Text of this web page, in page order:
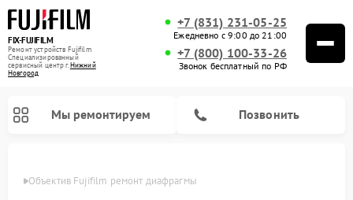
FIX-FUJIFILM
Ремонт устройств Fujifilm
Специализированный
cервисный центр г.Нижний
Новгород
+7 (831) 231-05-25
Ежедневно с 9:00 до 21:00
+7 (800) 100-33-26
Звонок бесплатный по РФ
Мы ремонтируем Позвонить
Объектив Fujifilm ремонт диафрагмы